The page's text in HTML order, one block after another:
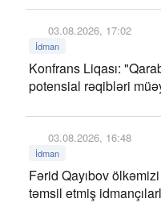
03.08.2026, 17:02
İdman
Konfrans Liqası:
potensial rəqibləri
03.08.2026, 16:48
İdman
Fərid Qayıbov
təmsil etmiş